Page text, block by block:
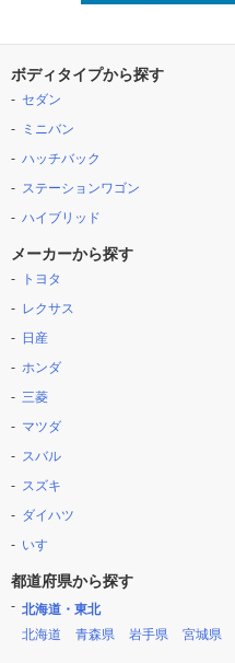
ボディタイプから探す
セダン
ミニバン
ハッチバック
ステーションワゴン
ハイブリッド
メーカーから探す
トヨタ
レクサス
日産
ホンダ
三菱
マツダ
スバル
スズキ
ダイハツ
いすゞ
都道府県から探す
北海道・東北
北海道
青森県 岩手県 宮城県